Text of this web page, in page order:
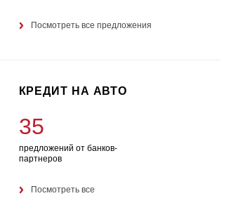
Посмотреть все предложения
КРЕДИТ НА АВТО
35
предложений от банков-
партнеров
Посмотреть все